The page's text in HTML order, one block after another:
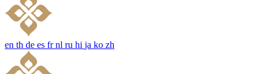
en th de es fr nl ru hi ja ko zh